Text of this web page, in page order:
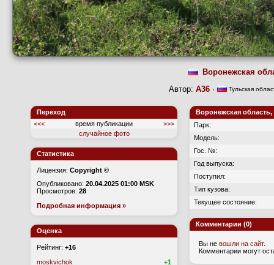
Воронежская
Автор: А36· Тульская
Переход
<<<
время публикации
>>>
случайное фото
Статистика
Лицензия: Copyright ©
Опубликовано: 20.04.2025 01:00 MSK
Просмотров: 28
Подробная информация »
Оценка
Рейтинг: +16
moskvichok
+1
Воронежская
Парк:
Модель:
Гос. №:
Год выпуска:
Поступил:
Тип кузова:
Текущее состояние:
Комментарии (0)
Вы не вошли на сайт.
Комментарии могут